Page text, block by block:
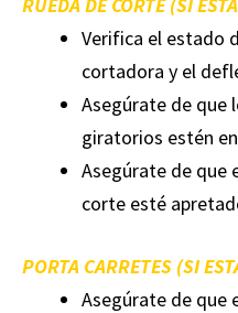
Verifica el estado
cortadora y el
Asegúrate de que
giratorios estén
Asegúrate de que
corte esté
PORTA CARRETES (SI
Asegúrate de que